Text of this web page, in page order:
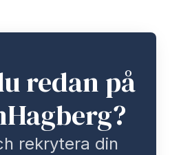
redan på
rekrytera din